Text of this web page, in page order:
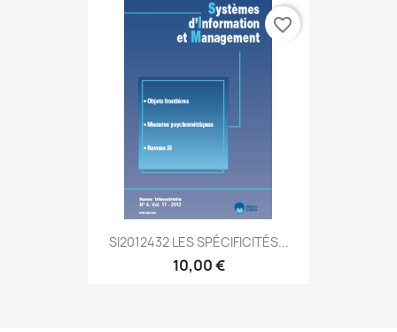
SI2012432 LES SPÉCIFICITÉS...
10,00 €
favorite_border